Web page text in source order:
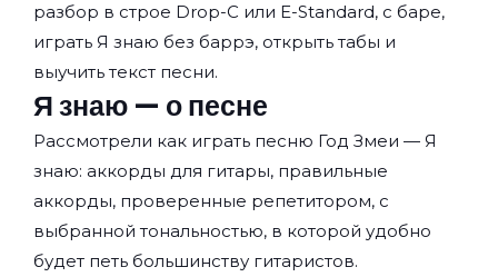
разбор в строе Drop-C или E-Standard, с баре,
играть Я знаю без баррэ, открыть табы и
выучить текст песни.
Я знаю — о песне
Рассмотрели как играть песню Год Змеи — Я
знаю: аккорды для гитары, правильные
аккорды, проверенные репетитором, с
выбранной тональностью, в которой удобно
будет петь большинству гитаристов.